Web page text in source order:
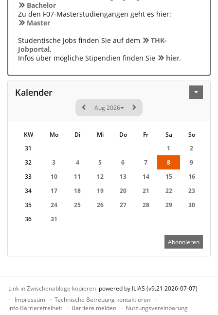
Bachelor
Zu den F07-Masterstudiengängen geht es hier:
Master
Studentische Jobs finden Sie auf dem
THK-
Jobportal.
Infos über mögliche Stipendien finden Sie
hier.
Kalender
Aug 2026
KW Mo Di Mi Do Fr Sa
So
31
1
2
32
3 4 5 6 7 8
9
33
10 11 12 13 14 15
16
34
17 18 19 20 21 22
23
35
24 25 26 27 28 29
30
36
31
Abonnieren
Link in Zwischenablage kopieren powered by ILIAS (v9.21 2026-07-07)
Impressum
Technische Betreuung kontaktieren
Info Barrierefreiheit
Barriere melden Nutzungsvereinbarung